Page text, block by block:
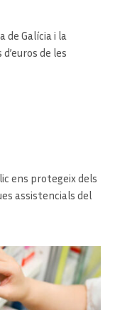
de Galícia i la
de les
ens protegeix dels
assistencials del